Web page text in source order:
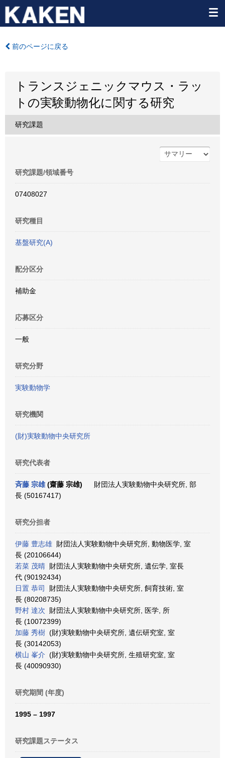
前のページに戻る
トランスジェニックマウス・ラッ
トの実験動物化に関する研究
研究課題
研究課題/領域番号
07408027
研究種目
基盤研究(A)
配分区分
補助金
応募区分
一般
研究分野
実験動物学
研究機関
(財)実験動物中央研究所
研究代表者
斉藤 宗雄(齋藤 宗雄)
財団法人実験動物中央研究所, 部
長 (50167417)
研究分担者
伊藤 豊志雄 財団法人実験動物中央研究所, 動物医学, 室
長 (20106644)
若菜 茂晴 財団法人実験動物中央研究所, 遺伝学, 室長
代 (90192434)
日置 恭司
財団法人実験動物中央研究所, 飼育技術, 室
長 (80208735)
野村 達次 財団法人実験動物中央研究所, 医学, 所
長 (10072399)
加藤 秀樹 (財)実験動物中央研究所, 遺伝研究室, 室
長 (30142053)
横山 峯介 (財)実験動物中央研究所, 生殖研究室, 室
長 (40090930)
研究期間 (年度)
1995 – 1997
研究課題ステータス